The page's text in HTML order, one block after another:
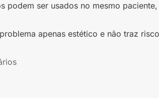
podem ser usados no mesmo
apenas estético e não traz